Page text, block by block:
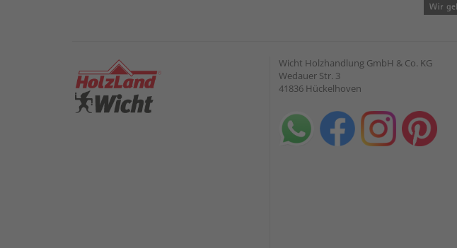
Wicht Holzhandlung GmbH & Co. KG
Wedauer Str. 3
41836 Hückelhoven